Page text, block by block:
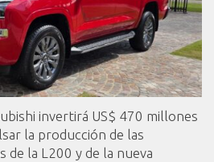
invertirá US$ 470 millones
la producción de las
de la L200 y de la nueva